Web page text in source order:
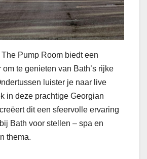
Pump Room biedt een
te genieten van Bath’s rijke
luister je naar live
in deze prachtige Georgian
dit een sfeervolle ervaring
Bath voor stellen – spa en
thema.